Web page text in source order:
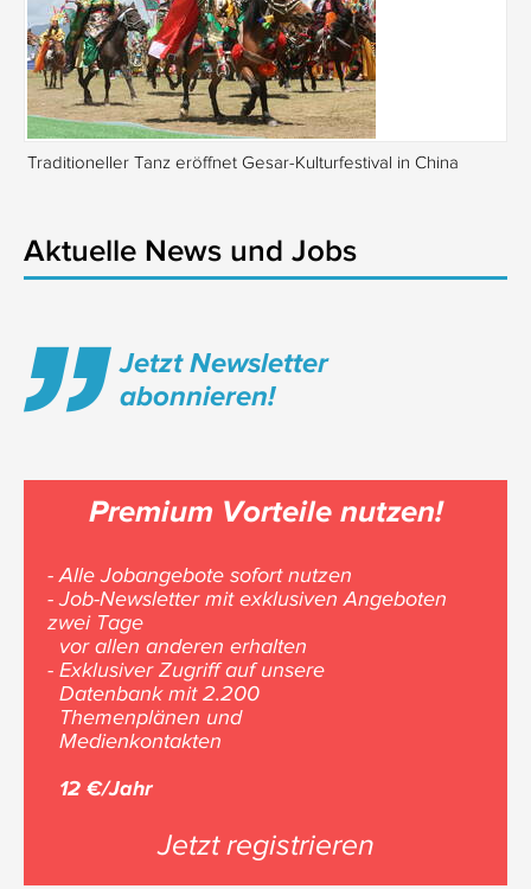
Traditioneller Tanz eröffnet Gesar-Kulturfestival in China
Aktuelle News und Jobs
Jetzt Newsletter
abonnieren!
Premium Vorteile nutzen!
- Alle Jobangebote sofort nutzen
- Job-Newsletter mit exklusiven Angeboten
zwei Tage
vor allen anderen erhalten
- Exklusiver Zugriff auf unsere
Datenbank mit 2.200
Themenplänen und
Medienkontakten
12 €/Jahr
Jetzt registrieren